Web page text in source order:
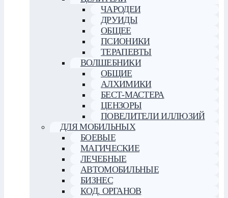
ЧАРОДЕИ
ДРУИДЫ
ОБЩЕЕ
ПСИОНИКИ
ТЕРАПЕВТЫ
ВОЛШЕБНИКИ
ОБЩИЕ
АЛХИМИКИ
БЕСТ-МАСТЕРА
ЦЕНЗОРЫ
ПОВЕЛИТЕЛИ ИЛЛЮЗИЙ
ДЛЯ МОБИЛЬНЫХ
БОЕВЫЕ
МАГИЧЕСКИЕ
ЛЕЧЕБНЫЕ
АВТОМОБИЛЬНЫЕ
БИЗНЕС
КОД. ОРГАНОВ